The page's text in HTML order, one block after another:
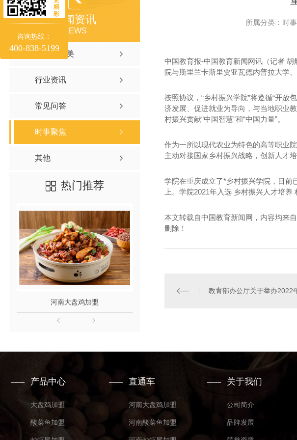
新闻资讯
NEWS
聚焦聚味美
行业资讯
常见问答
时事聚焦
其他
热门推荐
河南大盘鸡加盟
所属分类：时
中国教育报-中国教育新闻网讯（记者 胡
院与斯里兰卡斯里贾亚瓦德内普拉大学
按照协议，“乡村振兴学院”将遵循“开
济发展、促进就业为导向，与当地职业
村振兴贡献“中国智慧”和“中国力量”。
作为一所以现代农业为特色的高等职业
主动对接国家乡村振兴战略，创新人才
学院在重庆成立了*乡村振兴学院，目前
上。学院2021年入选 乡村振兴人才培养
本文转载自中国教育新闻网，内容均来
删除！
产品中心
大盘鸡加盟
酸菜鱼加盟
直通车
河南大盘鸡加盟
河南酸菜鱼加盟
关于我们
公司简介
品牌发展
精
彩
咨询热线：
400-838-5199